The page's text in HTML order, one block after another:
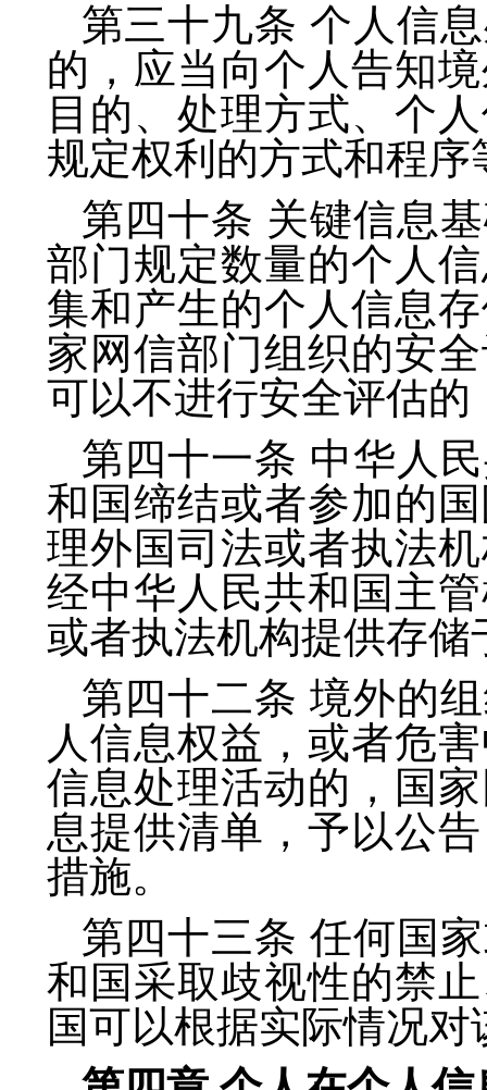
第三十九条 个人信
的，应当向个人告知
目的、处理方式、个
规定权利的方式和程
第四十条 关键信息
部门规定数量的个人
集和产生的个人信息
家网信部门组织的安
可以不进行安全评估的
第四十一条 中华人
和国缔结或者参加的
理外国司法或者执法
经中华人民共和国主
或者执法机构提供存
第四十二条 境外的
人信息权益，或者危
信息处理活动的，国
息提供清单，予以公
措施。
第四十三条 任何国
和国采取歧视性的禁
国可以根据实际情况